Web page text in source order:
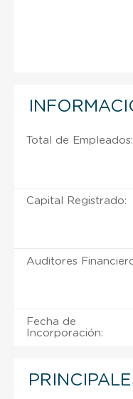
Total de Empleados:
Capital Registrado:
Auditores
Fecha de
Incorporación: